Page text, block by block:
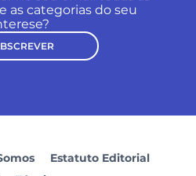
as categorias do seu
Estatuto Editorial